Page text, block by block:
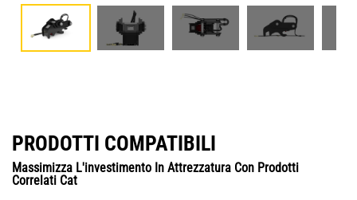
PRODOTTI COMPATIBILI
Massimizza L'investimento In Attrezzatura Con Prodotti
Correlati Cat